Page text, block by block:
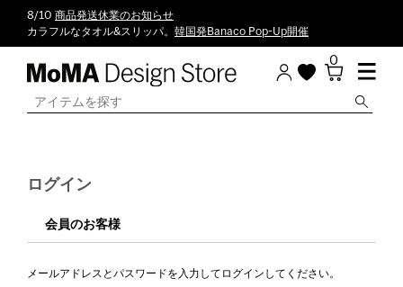
8/10 商品発送休業のお知らせ
カラフルなタオル&スリッパ。 韓国発Banaco Pop-Up開催
0
ログイン
会員のお客様
メールアドレスとパスワードを入力してログインしてください。